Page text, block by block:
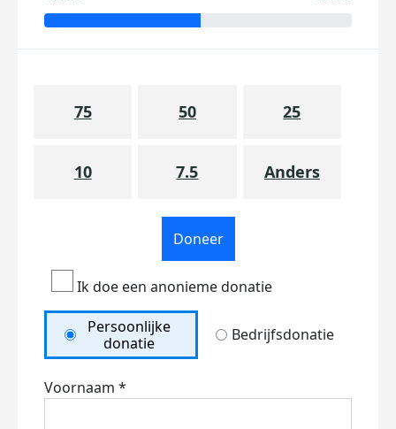
75 50 25
10 7.5 Anders
Doneer
Ik doe een anonieme donatie
Persoonlijke
donatie
Bedrijfsdonatie
Voornaam *